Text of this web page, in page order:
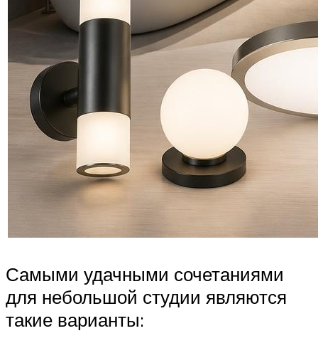
Самыми удачными сочетаниями
для небольшой студии являются
такие варианты: